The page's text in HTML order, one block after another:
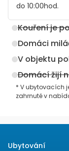
do 10:00hod.
Kouření je
Domáci
V objektu
Domácí žijí
* V ubytovacích
zahrnuté v
Ubytování